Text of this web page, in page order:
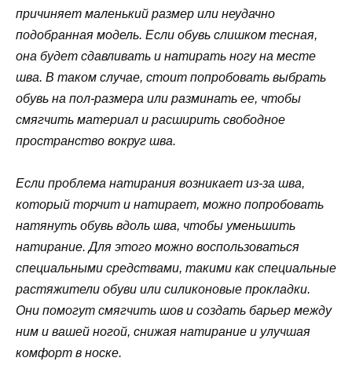
причиняет маленький размер или неудачно
подобранная модель. Если обувь слишком тесная,
она будет сдавливать и натирать ногу на месте
шва. В таком случае, стоит попробовать выбрать
обувь на пол-размера или разминать ее, чтобы
смягчить материал и расширить свободное
пространство вокруг шва.
Если проблема натирания возникает из-за шва,
который торчит и натирает, можно попробовать
натянуть обувь вдоль шва, чтобы уменьшить
натирание. Для этого можно воспользоваться
специальными средствами, такими как специальные
растяжители обуви или силиконовые прокладки.
Они помогут смягчить шов и создать барьер между
ним и вашей ногой, снижая натирание и улучшая
комфорт в носке.